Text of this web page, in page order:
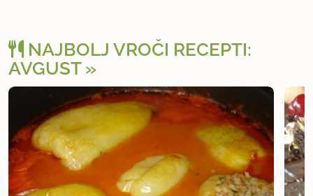
NAJBOLJ VROČI RECEPTI:
AVGUST